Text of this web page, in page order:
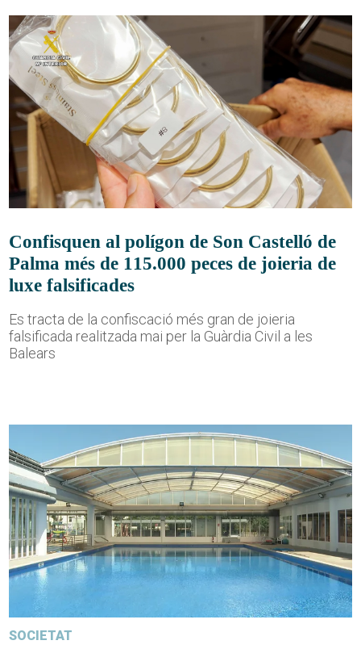
Confisquen al polígon de Son Castelló de
Palma més de 115.000 peces de joieria de
luxe falsificades
Es tracta de la confiscació més gran de joieria
falsificada realitzada mai per la Guàrdia Civil a les
Balears
SOCIETAT